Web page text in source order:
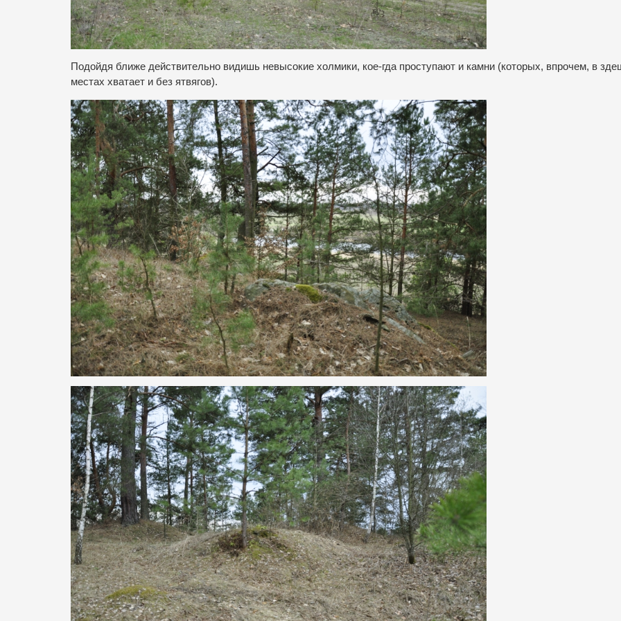
Подойдя ближе действительно видишь невысокие холмики, кое-гда проступают и камни (которых, впрочем, в
местах хватает и без ятвягов).